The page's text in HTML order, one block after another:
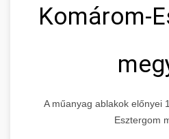
Komárom-
A műanyag ablakok előnyei
Esztergom